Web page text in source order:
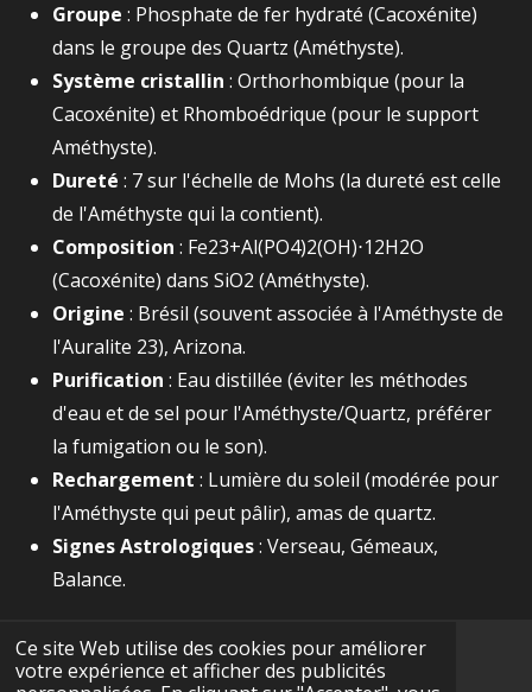
Ce site Web utilise des cookies pour améliorer
votre expérience et afficher des publicités
Groupe : Phosphate de fer hydraté (Cacoxénite)
dans le groupe des Quartz (Améthyste).
Système cristallin : Orthorhombique (pour la
Cacoxénite) et Rhomboédrique (pour le support
Améthyste).
Dureté : 7sur l'échelle de Mohs (la dureté est celle
de l'Améthyste qui la contient).
Composition : Fe23+​Al(PO4​)2​(OH)⋅12H2​O
(Cacoxénite) dans SiO2​ (Améthyste).
Origine : Brésil (souvent associée à l'Améthyste de
l'Auralite 23), Arizona.
Purification : Eau distillée (éviter les méthodes
d'eau et de sel pour l'Améthyste/Quartz, préférer
la fumigation ou le son).
Rechargement : Lumière du soleil (modérée pour
l'Améthyste qui peut pâlir), amas de quartz.
Signes Astrologiques: Verseau, Gémeaux,
Balance.
F
I
Y
T
W